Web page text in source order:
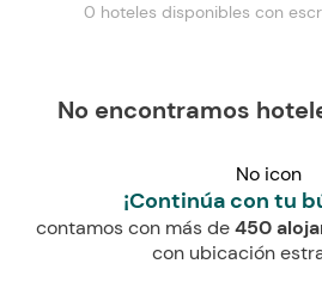
0 hoteles disponibles con
No encontramos
No icon
¡Continúa con tu
contamos con más de450
con ubicación